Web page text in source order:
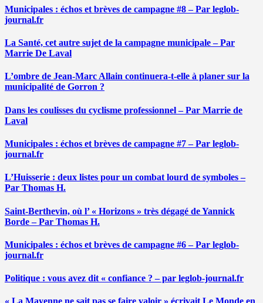
Municipales : échos et brèves de campagne #8 – Par leglob-
journal.fr
La Santé, cet autre sujet de la campagne municipale – Par
Marrie De Laval
L’ombre de Jean-Marc Allain continuera-t-elle à planer sur la
municipalité de Gorron ?
Dans les coulisses du cyclisme professionnel – Par Marrie de
Laval
Municipales : échos et brèves de campagne #7 – Par leglob-
journal.fr
L’Huisserie : deux listes pour un combat lourd de symboles –
Par Thomas H.
Saint-Berthevin, où l’ « Horizons » très dégagé de Yannick
Borde – Par Thomas H.
Municipales : échos et brèves de campagne #6 – Par leglob-
journal.fr
Politique : vous avez dit « confiance ? – par leglob-journal.fr